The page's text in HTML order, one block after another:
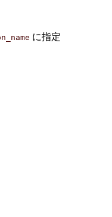
に指定